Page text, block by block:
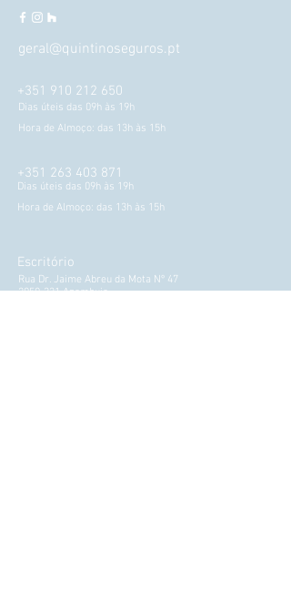
geral@quintinoseguros.pt
+351 910 212 650
Dias úteis das 09h às 19h
Hora de Almoço: das 13h às 15h
+351 263 403 871
Dias úteis das 09h às 19h
Hora de Almoço: das 13h às 15h
Escritório
Rua Dr. Jaime Abreu da Mota Nº 47
2050-331 Azambuja